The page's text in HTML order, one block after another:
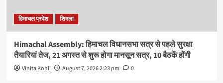
हिमाचल प्रदेश शिमला
Himachal Assembly: हिमाचल विधानसभा सत्र से पहले सुरक्षा
तैयारियां तेज, 21 अगस्त से शुरू होगा मानसून सत्र, 10 बैठकें होंगी
Vinita Kohli August 7, 2026 2:23 pm 0